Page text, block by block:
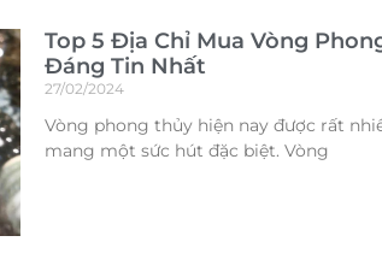
Top 5 Địa Chỉ Mua Vòng
Đáng Tin Nhất
27/02/2024
Vòng phong thủy hiện nay được rất
mang một sức hút đặc biệt. Vòng